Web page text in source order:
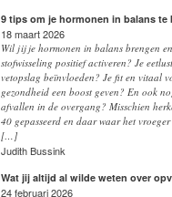
9 tips om je hormonen in balans te
18 maart 2026
Wil jij je hormonen in balans brengen
stofwisseling positief activeren? Je
vetopslag beïnvloeden? Je fit en vitaal
gezondheid een boost geven? En ook
afvallen in de overgang? Misschien
40 gepasseerd en daar waar het
[…]
Judith Bussink
Wat jij altijd al wilde weten over
24 februari 2026